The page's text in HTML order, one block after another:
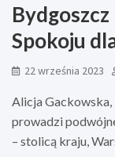
Spokoju
22 września 2023
Alicja
prowadzi
– stolicą kraju,